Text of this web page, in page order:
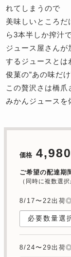
れてしまうので
美味しいところ
ら3本半しか搾汁
ジュース屋さんが
するジュースとは
俊菓の”あの味だ
この贅沢さは橋
みかんジュースを
価格
ご希望の配達期
（同時に複数選
8/17〜22出荷
8/24〜29出荷